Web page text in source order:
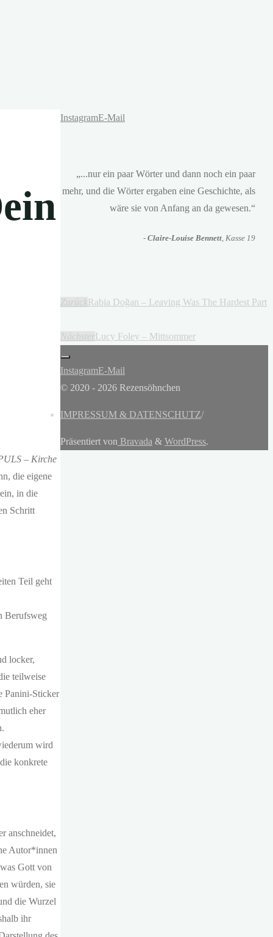
– Kirche
die eigene
in die
Schritt
Teil geht
Berufsweg
locker,
teilweise
Panini-Sticker
eher
wird
konkrete
anschneidet,
Autor*innen
Gott von
würden, sie
die Wurzel
ihr
InstagramE-Mail
„...nur ein paar Wörter und dann noch ein paar
mehr, und die Wörter ergaben eine Geschichte, als
wäre sie von Anfang an da gewesen.“
- Claire-Louise Bennett, Kasse 19
ZurückRabia Doğan – Leaving Was The Hardest Part
NächsterLucy Foley – Mittsommer
InstagramE-Mail
© 2020 - 2026 Rezensöhnchen
IMPRESSUM & DATENSCHUTZ/
Präsentiert von Bravada & WordPress.